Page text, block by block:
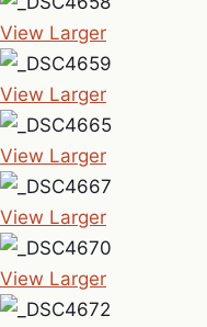
View Larger
View Larger
View Larger
View Larger
View Larger